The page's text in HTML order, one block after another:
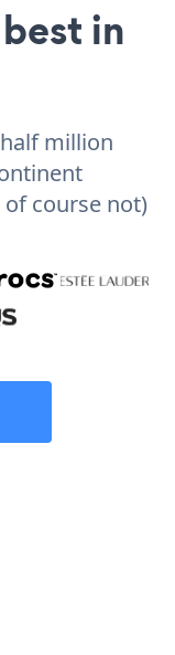
in
million
course not)